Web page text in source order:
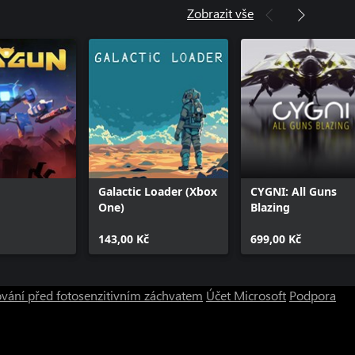
Zobrazit vše
Galactic Loader (Xbox
One)
143,00 Kč
CYGNI: All Guns
Blazing
699,00 Kč
před fotosenzitivním záchvatem Účet Microsoft Podpora